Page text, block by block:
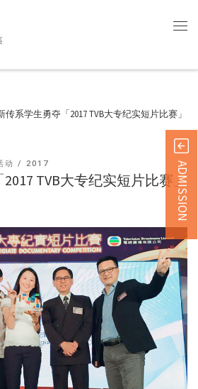
传系学生勇夺「2017 TVB大专纪实短片比赛」
动 2017
TVB大专纪实短片比赛」
ADMISSION